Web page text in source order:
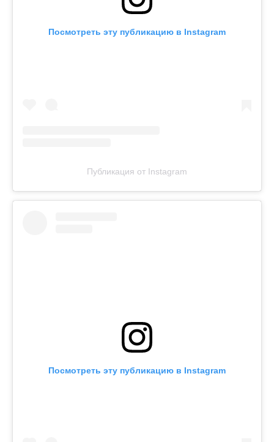
Посмотреть эту публикацию в Instagram
Публикация от Instagram
Посмотреть эту публикацию в Instagram